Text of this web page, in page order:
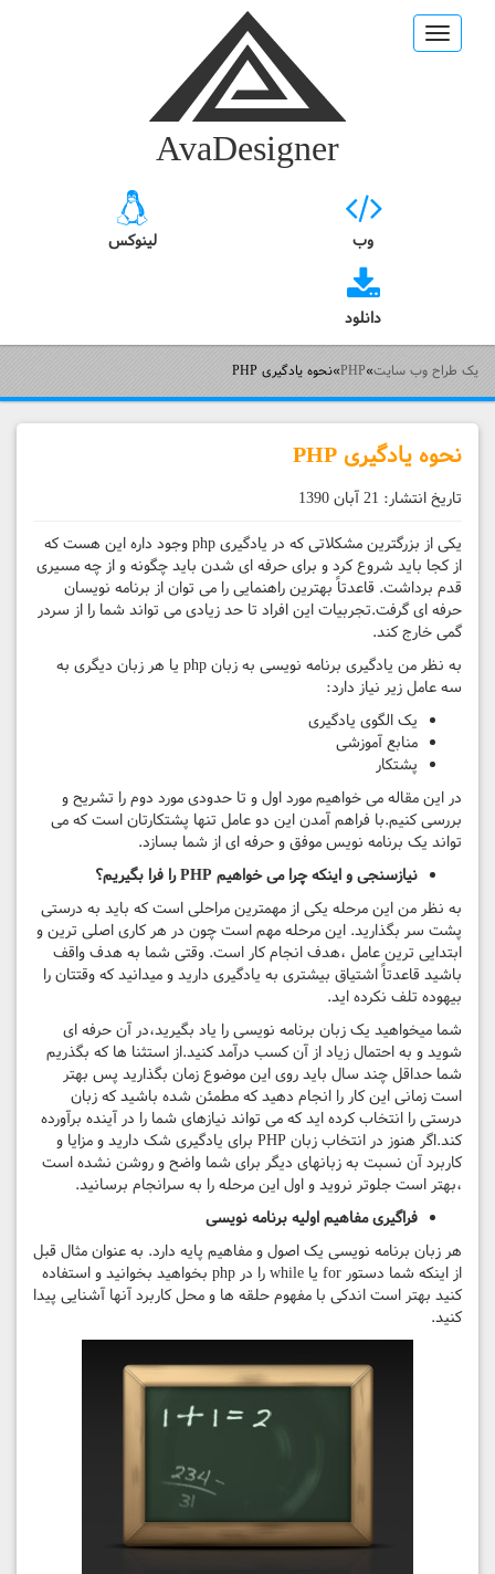
Toggle
navigation
AvaDesigner
وب لینوکس
دانلود
یک طراح وب سایت»
PHP
»نحوه یادگیری PHP
نحوه یادگیری PHP
تاریخ انتشار: 21 آبان 1390
یکی از بزرگترین مشکلاتی که در یادگیری php وجود داره این هست که
از کجا باید شروع کرد و برای حرفه ای شدن باید چگونه و از چه مسیری
قدم برداشت. قاعدتاً بهترین راهنمایی را می توان از برنامه نویسان
حرفه ای گرفت.تجربیات این افراد تا حد زیادی می تواند شما را از سردر
گمی خارج کند.
به نظر من یادگیری برنامه نویسی به زبان php یا هر زبان دیگری به
سه عامل زیر نیاز دارد:
یک الگوی یادگیری
منابع آموزشی
پشتکار
در این مقاله می خواهیم مورد اول و تا حدودی مورد دوم را تشریح و
بررسی کنیم.با فراهم آمدن این دو عامل تنها پشتکارتان است که می
تواند یک برنامه نویس موفق و حرفه ای از شما بسازد.
نیازسنجی و اینکه چرا می خواهیم PHPرا فرا بگیریم؟
به نظر من این مرحله یکی از مهمترین مراحلی است که باید به درستی
پشت سر بگذارید. این مرحله مهم است چون در هر کاری اصلی ترین و
ابتدایی ترین عامل ،هدف انجام کار است. وقتی شما به هدف واقف
باشید قاعدتاً اشتیاق بیشتری به یادگیری دارید و میدانید که وقتتان را
بیهوده تلف نکرده اید.
شما میخواهید یک زبان برنامه نویسی را یاد بگیرید،در آن حرفه ای
شوید و به احتمال زیاد از آن کسب درآمد کنید.از استثنا ها که بگذریم
شما حداقل چند سال باید روی این موضوع زمان بگذارید پس بهتر
است زمانی این کار را انجام دهید که مطمئن شده باشید که زبان
درستی را انتخاب کرده اید که می تواند نیازهای شما را در آینده برآورده
کند.اگر هنوز در انتخاب زبان PHP برای یادگیری شک دارید و مزایا و
کاربرد آن نسبت به زبانهای دیگر برای شما واضح و روشن نشده است
،بهتر است جلوتر نروید و اول این مرحله را به سرانجام برسانید.
فراگیری مفاهیم اولیه برنامه نویسی
هر زبان برنامه نویسی یک اصول و مفاهیم پایه دارد. به عنوان مثال قبل
از اینکه شما دستور for یا while را در php بخواهید بخوانید و استفاده
کنید بهتر است اندکی با مفهوم حلقه ها و محل کاربرد آنها آشنایی پیدا
کنید.